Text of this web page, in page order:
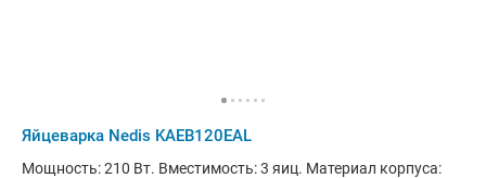
Яйцеварка Nedis KAEB120EAL
Мощность: 210 Вт. Вместимость: 3 яиц. Материал корпуса: